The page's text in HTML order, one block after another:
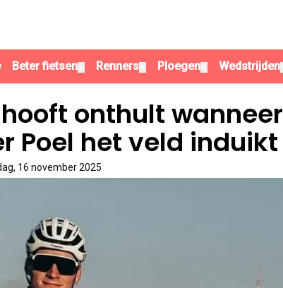
Beter fietsen Renners Ploegen Wedstrijden
onthult wanneer
Poel het veld induikt
16 november 2025